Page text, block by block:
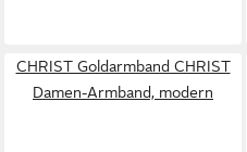
CHRIST Goldarmband CHRIST
Damen-Armband, modern